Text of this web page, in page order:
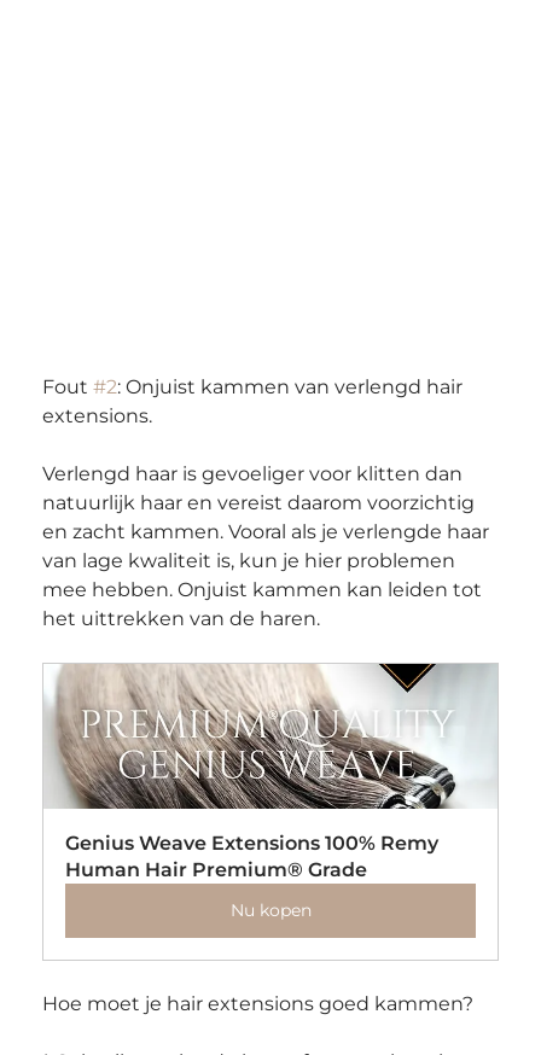
Fout #2: Onjuist kammen van verlengd hair
extensions.
Verlengd haar is gevoeliger voor klitten dan
natuurlijk haar en vereist daarom voorzichtig
en zacht kammen. Vooral als je verlengde haar
van lage kwaliteit is, kun je hier problemen
mee hebben. Onjuist kammen kan leiden tot
het uittrekken van de haren.
Genius Weave Extensions 100% Remy
Human Hair Premium® Grade
Nu kopen
Hoe moet je hair extensions goed kammen?